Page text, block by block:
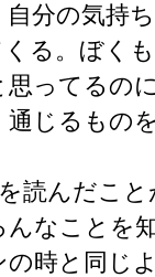
分の気持
る。ぼく
ってるの
じるもの
読んだこ
なことを
時と同じ